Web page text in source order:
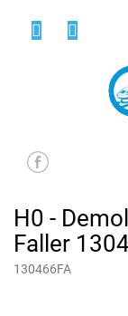
H0 -
Faller
130466FA